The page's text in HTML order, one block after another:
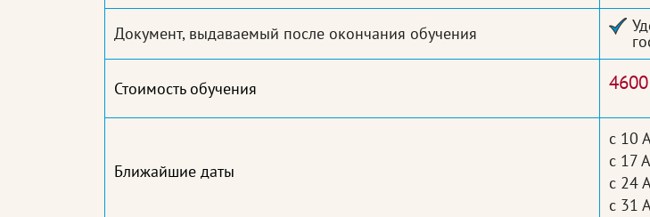
Документ, выдаваемый после окончания обучения
Стоимость обучения 4600
Ближайшие даты
с 10
с 17
с 24
с 31